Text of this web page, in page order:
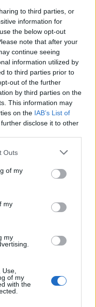
to third parties, or
information for
the below opt-out
note that after your
continue seeing
information utilized by
to third parties prior to
out of the further
by third parties on the
This information may
on the IAB’s List of
disclose it to other
one or more Google
You may click to
its third-party tags to
in below Google
Outs
of my
my
my
of my
with the
hogyha nem
Most egy ilyen
elkészül,
illik egy
töltött chile
, szó szerint
étel,
Amikor mi kinn